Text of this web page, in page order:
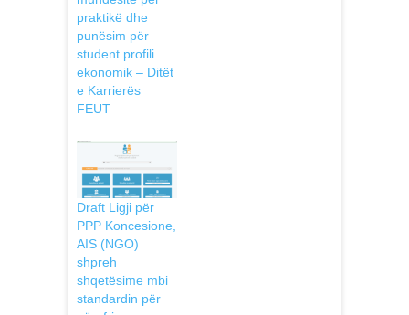
praktikë dhe
punësim për
student profili
ekonomik – Ditët
e Karrierës
FEUT
Draft Ligji për
PPP Koncesione,
AIS (NGO)
shpreh
shqetësime mbi
standardin pёr